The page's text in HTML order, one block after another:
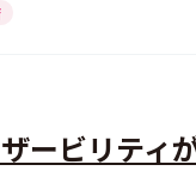
ービリティ